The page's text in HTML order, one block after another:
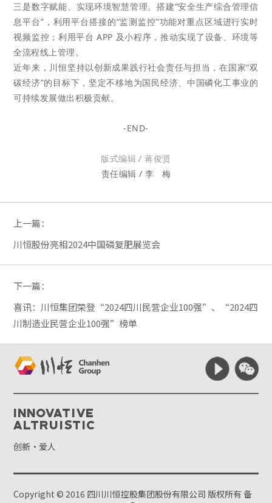
三是数字赋能、实现环境智慧管理。搭建“安全生产综合管理信
息平台”，利用平台搭接的“监测监控”功能对重点区域进行实时
视频监控；利用平台 APP 及小程序，推动实现了设备、环境等
全流程线上管理。
近年来，川恒坚持以创新成果践行社会责任与担当，在国家“双
碳经济”的目标下， 坚定不移地为国民经济、中国磷化工事业的
可持续发展做出积极贡献。
-END-
版式编辑 / 蒋俊贤
责任编辑 / 李 梅
上一篇：
川恒股份亮相2024中国磷复肥展览会
下一篇：
喜讯：川恒集团荣登“2024四川民营企业100强”、“2024四
川制造业民营企业100强”榜单
Innovative
Altruistic
创新·爱人
Copyright © 2016 四川川恒控股集团股份有限公司 版权所有备